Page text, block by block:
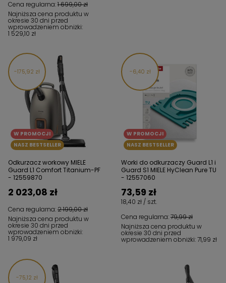
Cena regularna:1 699,00 zł
Najniższa cena produktu w
okresie 30 dni przed
wprowadzeniem obniżki:
1 529,10 zł
175,92 zł
W PROMOCJI
NASZ BESTSELLER
Odkurzacz workowy MIELE
Guard L1 Comfort Titanium-PF
- 12559870
Cena regularna:2 199,00 zł
2 023,08 zł
Najniższa cena produktu w
okresie 30 dni przed
wprowadzeniem obniżki:
1 979,09 zł
6,40 zł
W PROMOCJI
NASZ BESTSELLER
Worki do odkurzaczy Guard L1 i
Guard S1 MIELE HyClean Pure TU
- 12557060
Cena regularna:79,99 zł
73,59 zł
Najniższa cena produktu w
okresie 30 dni przed
wprowadzeniem obniżki:71,99 zł
18,40 zł / szt.
75,12 zł